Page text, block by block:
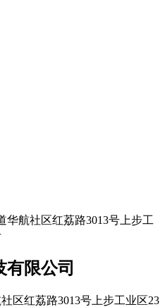
华航社区红荔路3013号上步工
限公司
区红荔路3013号上步工业区23